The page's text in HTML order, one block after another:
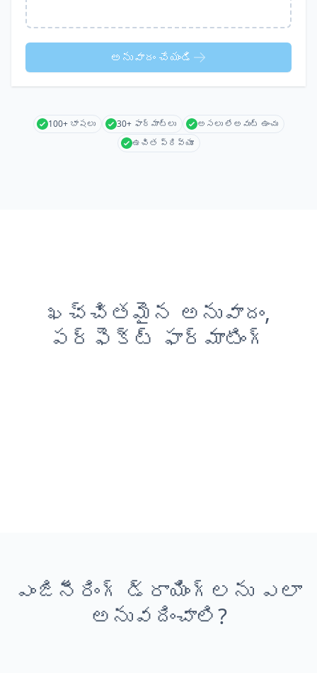
అనువాదం చేయండి
100+ భాషలు 30+ ఫార్మాట్లు
అసలు లేఅవుట్ ఉంచు
ఉచిత ప్రివ్యూ
ఖచ్చితమైన అనువాదం,
పర్ఫెక్ట్ ఫార్మాటింగ్
ఎంజినీరింగ్ డ్రాయింగ్‌లను ఎలా
అనువదించాలి?